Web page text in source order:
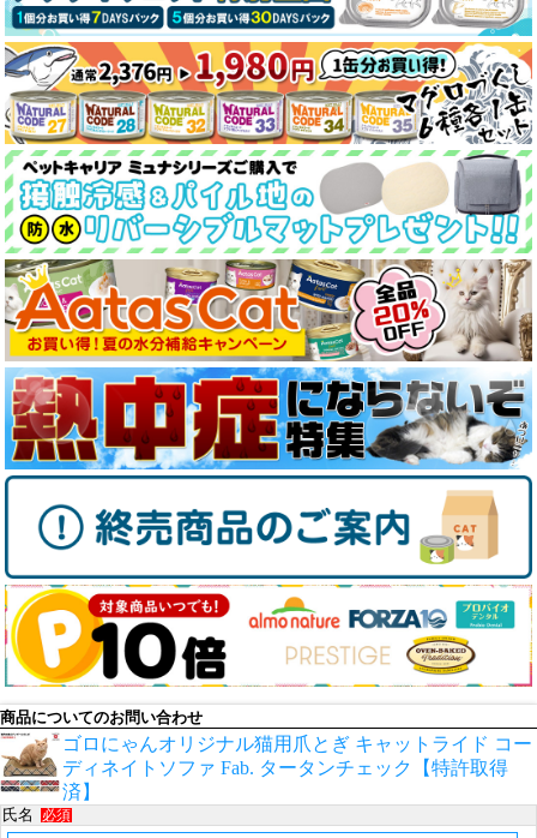
商品についてのお問い合わせ
ゴロにゃんオリジナル猫用爪とぎ キャットライド コー
ディネイトソファ Fab. タータンチェック【特許取得
済】
氏名 必須